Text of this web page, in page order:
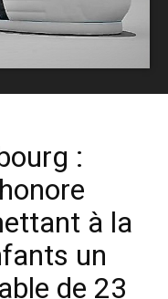
:
à la
un
de 23